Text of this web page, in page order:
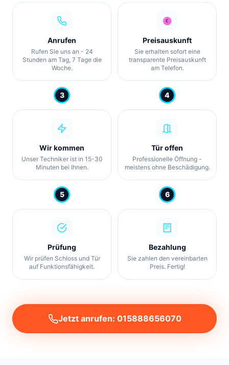
Anrufen
Rufen Sie uns an - 24
Stunden am Tag, 7 Tage die
Woche.
Preisauskunft
Sie erhalten sofort eine
transparente Preisauskunft
am Telefon.
3
Wir kommen
Unser Techniker ist in 15-30
Minuten bei Ihnen.
4
Tür offen
Professionelle Öffnung -
meistens ohne Beschädigung.
5
Prüfung
Wir prüfen Schloss und Tür
auf Funktionsfähigkeit.
6
Bezahlung
Sie zahlen den vereinbarten
Preis. Fertig!
Jetzt anrufen: 015888656070